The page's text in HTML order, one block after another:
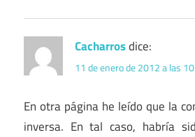
Cacharrosdice:
11 de enero de 2012 a las
En otra página he leído que la
inversa. En tal caso, habría